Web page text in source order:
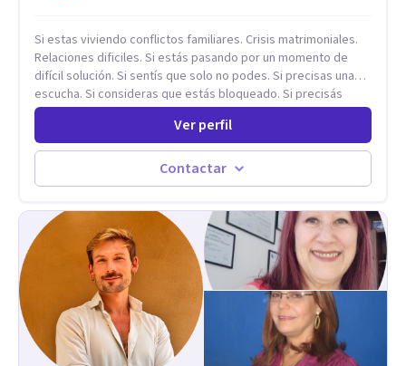
Si estas viviendo conflictos familiares. Crisis matrimoniales.
Relaciones dificiles. Si estás pasando por un momento de
difícil solución. Si sentís que solo no podes. Si precisas una
escucha. Si consideras que estás bloqueado. Si precisás
comprensión. Si no logras definir proyectos, objetivos,
sueños, deseos. Si pensás que lo que te pasa no es tan
grave, pero podría ayudar. Si estás en adicciones y tu
intención es hacer algo con lo que te está pasando. No dudes
en comunicarte a fin de comenzar a resolver la situación que
Ver perfil
Contactar